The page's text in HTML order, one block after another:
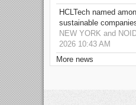
HCLTech named
sustainable
NEW YORK and
2026 10:43 AM
More news